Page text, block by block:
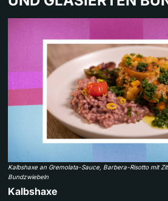
Kalbshaxe an Gremolata-Sauce, Barbera-Risotto mit
Bundzwiebeln
Kalbshaxe